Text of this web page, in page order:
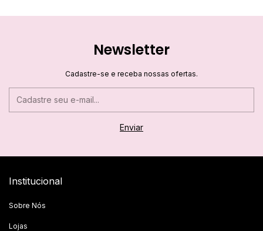
Newsletter
Cadastre-se e receba nossas ofertas.
Institucional
Sobre Nós
Lojas